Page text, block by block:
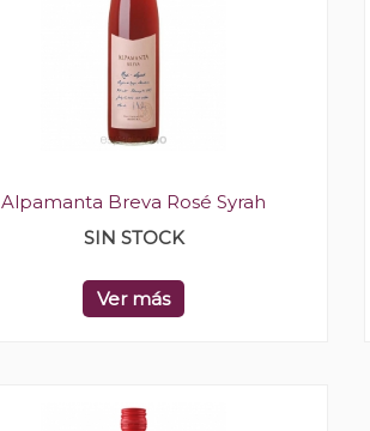
Alpamanta Breva Rosé Syrah
SIN STOCK
Ver más